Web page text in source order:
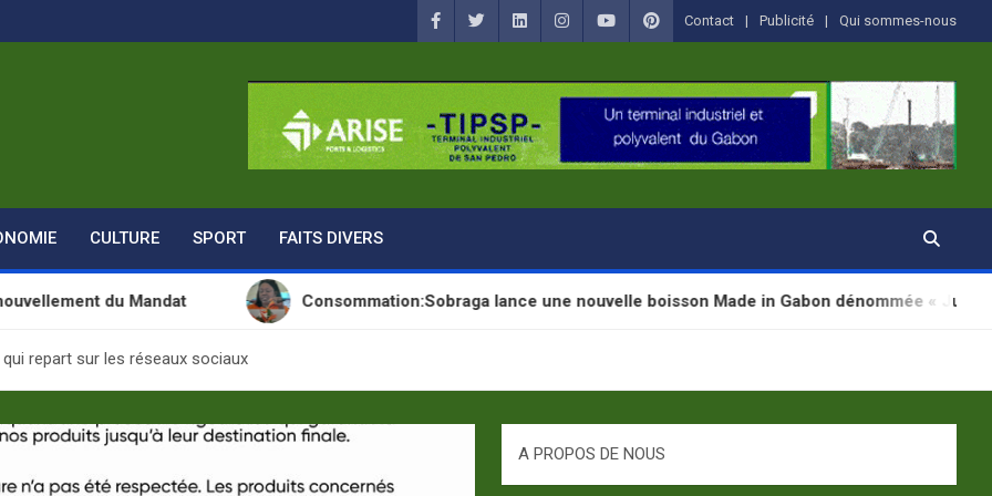
Contact Publicité Qui sommes-nous
CULTURE SPORT FAITS DIVERS
du Mandat Consommation:Sobraga lance une nouvelle boisson Made in Gabon dénommée « Jugab »
repart sur les réseaux sociaux
A PROPOS DE NOUS